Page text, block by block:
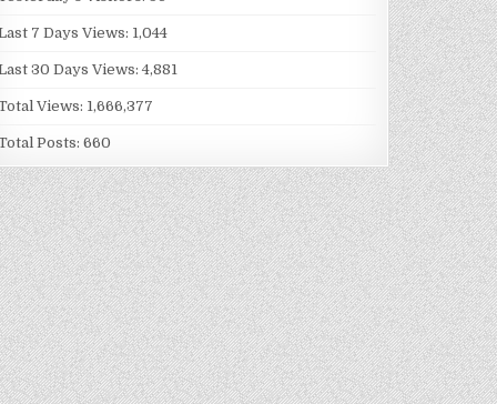
7 Days Views: 1,044
30 Days Views:4,881
Views: 1,666,377
Posts:660